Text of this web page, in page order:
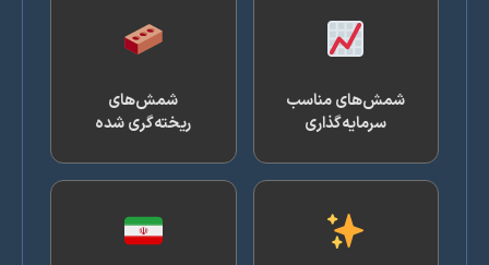
شمش‌های مناسب
سرمایه‌گذاری
شمش‌های
ریخته‌گری شده